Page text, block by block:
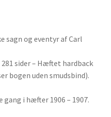
sagn og eventyr af Carl
sider – Hæftet hardback
bogen uden smudsbind).
i hæfter 1906 – 1907.